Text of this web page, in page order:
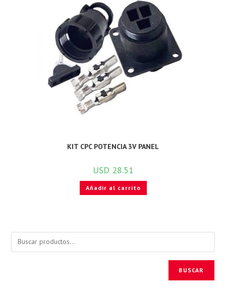
KIT CPC POTENCIA 3V PANEL
USD 28.51
Añadir al carrito
BUSCAR